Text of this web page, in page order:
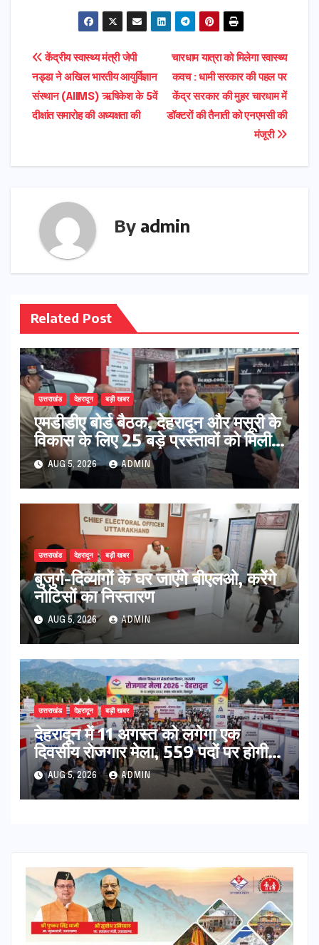
Post
navigation
चारधाम यात्रा को मिलेगा स्वास्थ्य
कवच : धामी सरकार की पहल पर
केंद्र सरकार की मुहर चारधाम में
डॉक्टरों की तैनाती को एनएमसी की
मंजूरी
केंद्रीय स्वास्थ्य मंत्री जेपी
नड्डा ने अखिल भारतीय आयुर्विज्ञान
संस्थान (AIIMS) ऋषिकेश के 5वें
दीक्षांत समारोह की अध्यक्षता की
By admin
Related Post
उत्तराखंड देहरादून बड़ी खबर
एमडीडीए बोर्ड बैठक, देहरादून और मसूरी के
विकास के लिए 25 बड़े प्रस्तावों को मिली
हरी झंडी
AUG 5, 2026 ADMIN
उत्तराखंड देहरादून बड़ी खबर
बुजुर्ग-दिव्यांगों के घर जाएंगे बीएलओ, करेंगे
नोटिसों का निस्तारण
AUG 5, 2026 ADMIN
उत्तराखंड देहरादून बड़ी खबर
​देहरादून में 11 अगस्त को लगेगा एक
दिवसीय रोजगार मेला, 559 पदों पर होगी
भर्तीAUG 5, 2026 ADMIN